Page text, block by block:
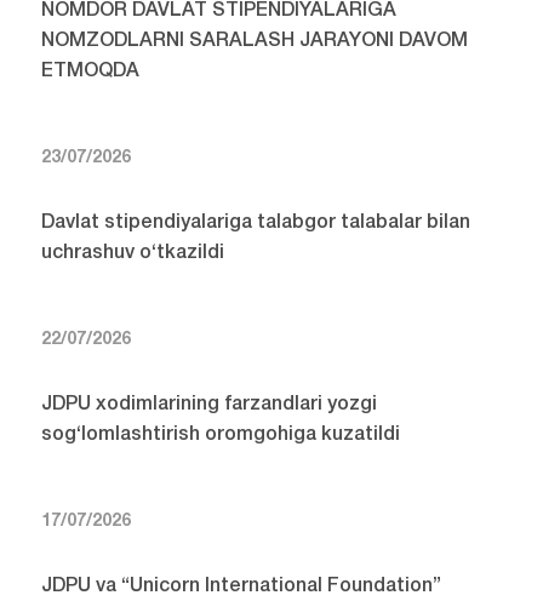
NOMDOR DAVLAT STIPENDIYALARIGA
NOMZODLARNI SARALASH JARAYONI DAVOM
ETMOQDA
23/07/2026
Davlat stipendiyalariga talabgor talabalar bilan
uchrashuv o‘tkazildi
22/07/2026
JDPU xodimlarining farzandlari yozgi
sog‘lomlashtirish oromgohiga kuzatildi
17/07/2026
JDPU va “Unicorn International Foundation”